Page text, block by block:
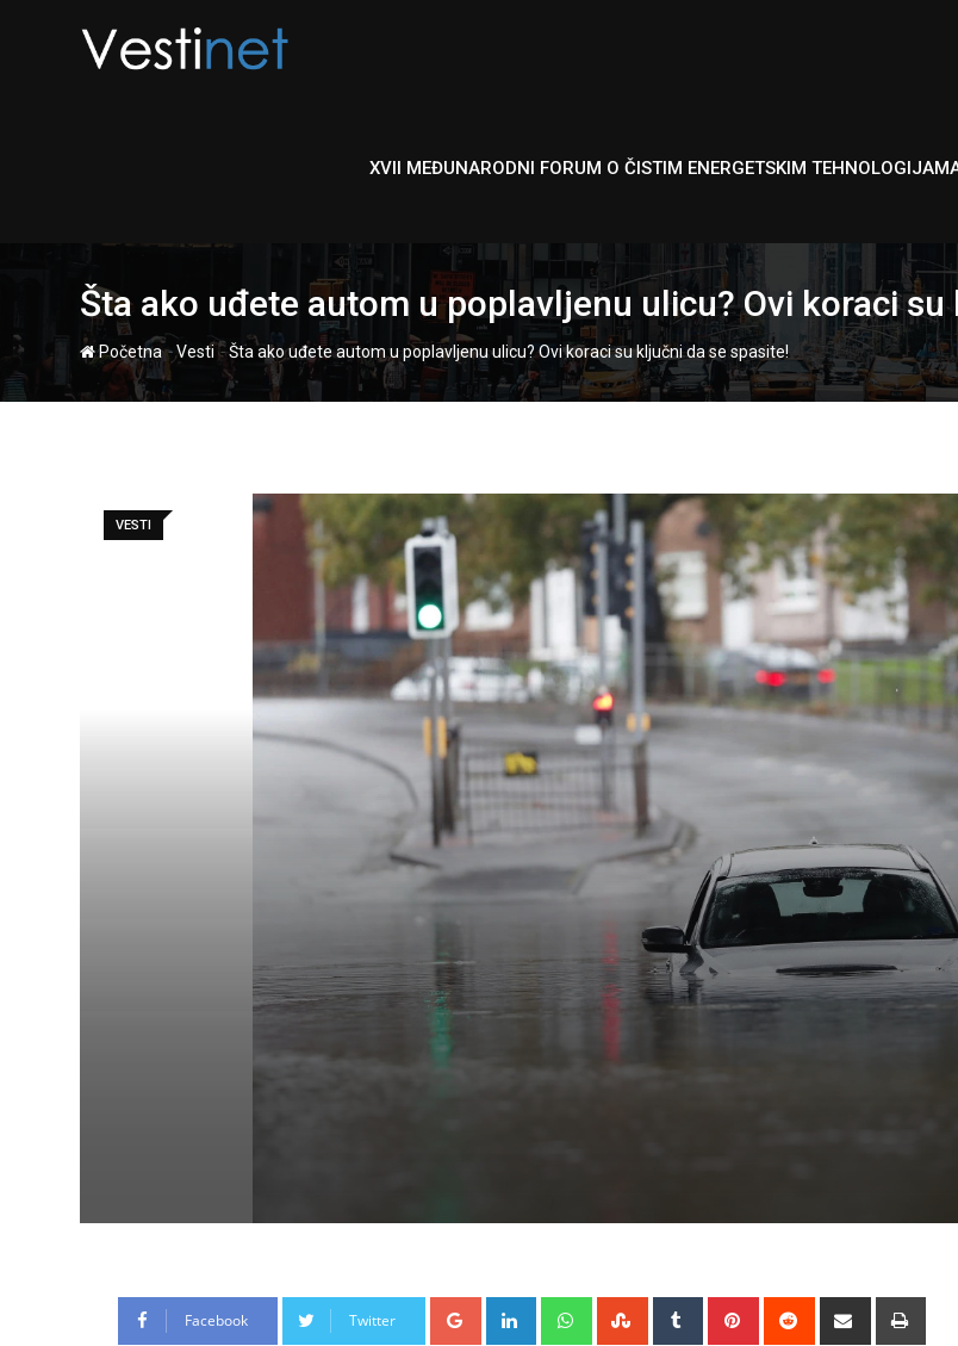
XVII MEĐUNARODNI FORUM O ČISTIM ENERGETSKIM
Šta ako uđete autom u poplavljenu ulicu? Ovi koraci
Početna-Vesti-Šta ako uđete autom u poplavljenu ulicu? Ovi koraci su ključni da se spasite!
VESTI
Facebook Twitter Google+ LinkedIn WhatsappStumbleUpon
Tumblr Pinterest Reddit
Share